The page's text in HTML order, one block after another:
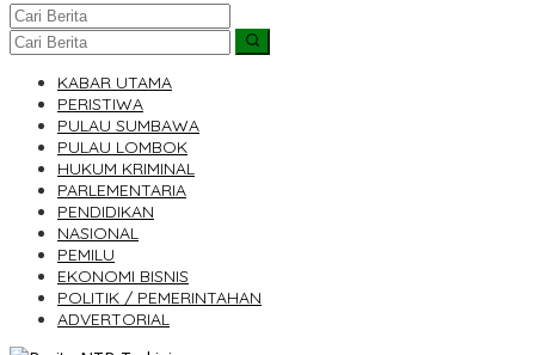
KABAR UTAMA
PERISTIWA
PULAU SUMBAWA
PULAU LOMBOK
HUKUM KRIMINAL
PARLEMENTARIA
PENDIDIKAN
NASIONAL
PEMILU
EKONOMI BISNIS
POLITIK / PEMERINTAHAN
ADVERTORIAL